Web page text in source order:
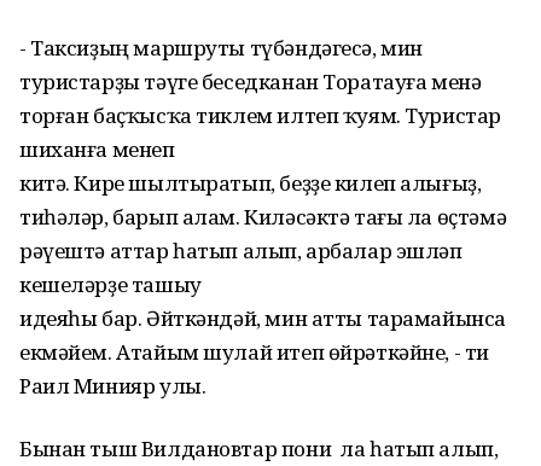
- Таксиҙың маршруты түбәндәгесә, мин
туристарҙы тәүге беседканан Торатауға менә
торған баҫҡысҡа тиклем илтеп ҡуям. Туристар
шиханға менеп
китә. Кире шылтыратып, беҙҙе килеп алығыҙ,
тиһәләр, барып алам. Киләсәктә тағы ла өҫтәмә
рәүештә аттар һатып алып, арбалар эшләп
кешеләрҙе ташыу
идеяһы бар. Әйткәндәй, мин атты тарамайынса
екмәйем. Атайым шулай итеп өйрәткәйне, - ти
Раил Минияр улы.
Бынан тыш Вилдановтар пони ла һатып алып,